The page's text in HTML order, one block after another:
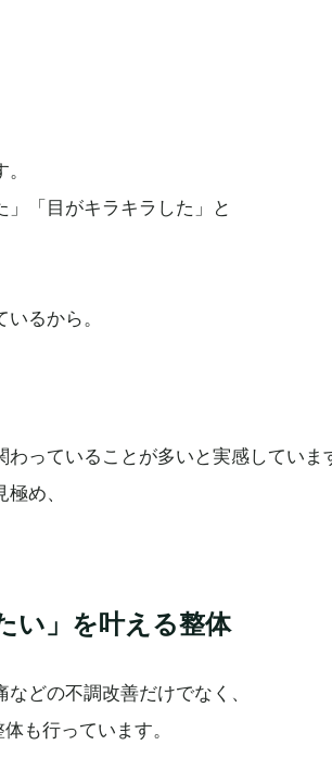
「目がキラキラした」と
るから。
っていることが多いと実感していま
め、
い」を叶える整体
どの不調改善だけでなく、
も行っています。